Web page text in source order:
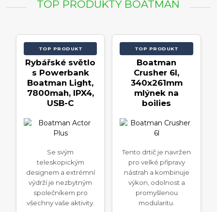
TOP PRODUKTY BOATMAN
TOP PRODUKT
Rybářské světlo
s Powerbank
Boatman Light,
7800mah, IPX4,
USB-C
Se svým
teleskopickým
designem a extrémní
výdrží je nezbytným
společníkem pro
všechny vaše aktivity.
TOP PRODUKT
Boatman
Crusher 6l,
340x261mm
mlýnek na
boilies
Tento drtič je navržen
pro velké přípravy
nástrah a kombinuje
výkon, odolnost a
promyšlenou
modularitu.